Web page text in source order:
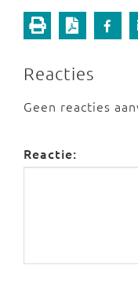
Reacties
Geen reacties
Reactie: